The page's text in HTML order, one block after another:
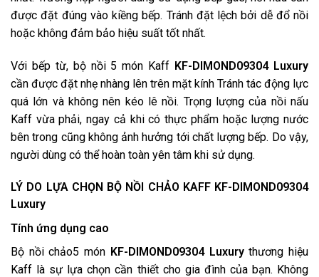
được đặt đúng vào kiềng bếp. Tránh đặt lệch bởi dễ đổ nồi
hoặc không đảm bảo hiệu suất tốt nhất.
Với bếp từ, bộ nồi 5 món Kaff KF-DIMOND09304 Luxury
cần được đặt nhẹ nhàng lên trên mặt kính Tránh tác động lực
quá lớn và không nên kéo lê nồi. Trọng lượng của nồi nấu
Kaff vừa phải, ngay cả khi có thực phẩm hoặc lượng nước
bên trong cũng không ảnh hưởng tới chất lượng bếp. Do vậy,
người dùng có thể hoàn toàn yên tâm khi sử dụng.
LÝ DO LỰA CHỌN BỘ NỒI CHẢO KAFF KF-DIMOND09304
Luxury
Tính ứng dụng cao
Bộ nồi chảo5 món KF-DIMOND09304 Luxurythương hiệu
Kaff là sự lựa chọn cần thiết cho gia đình của bạn. Không